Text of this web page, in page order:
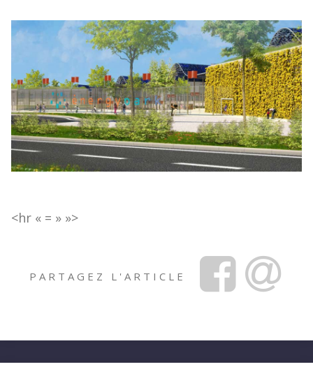
<hr « = » »>
PARTAGEZ L'ARTICLE